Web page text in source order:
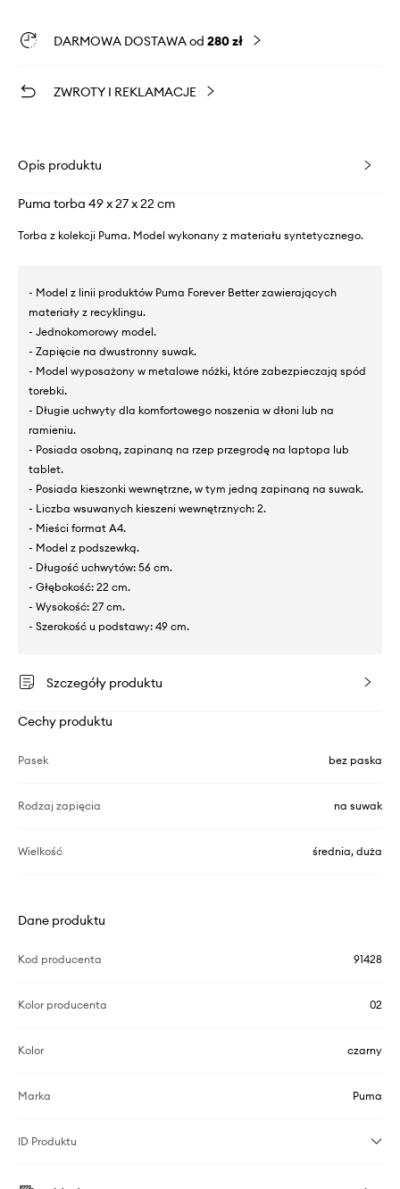
DARMOWA DOSTAWA od 280 zł
ZWROTY I REKLAMACJE
Opis produktu
Puma torba 49 x 27 x 22 cm
Torba z kolekcji Puma. Model wykonany z materiału syntetycznego.
- Model z linii produktów Puma Forever Better zawierających
materiały z recyklingu.
- Jednokomorowy model.
- Zapięcie na dwustronny suwak.
- Model wyposażony w metalowe nóżki, które zabezpieczają spód
torebki.
- Długie uchwyty dla komfortowego noszenia w dłoni lub na
ramieniu.
- Posiada osobną, zapinaną na rzep przegrodę na laptopa lub
tablet.
- Posiada kieszonki wewnętrzne, w tym jedną zapinaną na suwak.
- Liczba wsuwanych kieszeni wewnętrznych: 2.
- Mieści format A4.
- Model z podszewką.
- Długość uchwytów: 56 cm.
- Głębokość: 22 cm.
- Wysokość: 27 cm.
- Szerokość u podstawy: 49 cm.
Szczegóły produktu
Cechy produktu
Pasek bez paska
Rodzaj zapięcia na suwak
Wielkość średnia, duża
Dane produktu
Kod producenta 91428
Kolor producenta 02
Kolor czarny
Marka Puma
ID Produktu